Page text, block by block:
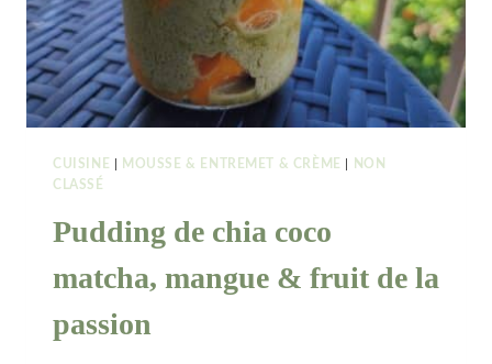
CUISINE MOUSSE & ENTREMET & CRÈME
NON
CLASSÉ
Pudding de chia coco
matcha, mangue & fruit de la
passion